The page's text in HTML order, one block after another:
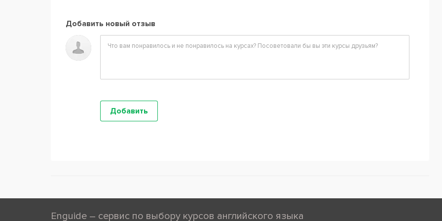
Добавить новый отзыв
Enguide – сервис по выбору курсов английского языка